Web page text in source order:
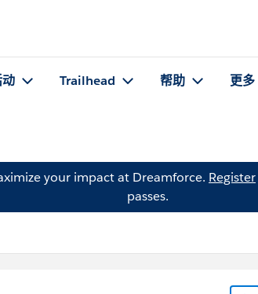
Trailhead 帮助 更多
your impact at Dreamforce. Register
passes.